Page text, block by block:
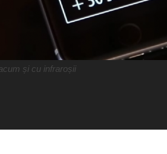
și cu infraroșii